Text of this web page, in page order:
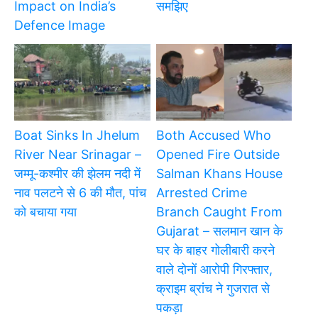
Impact on India’s
Defence Image
समझिए
Boat Sinks In Jhelum
River Near Srinagar –
जम्मू-कश्मीर की झेलम नदी में
नाव पलटने से 6 की मौत, पांच
को बचाया गया
Both Accused Who
Opened Fire Outside
Salman Khans House
Arrested Crime
Branch Caught From
Gujarat – सलमान खान के
घर के बाहर गोलीबारी करने
वाले दोनों आरोपी गिरफ्तार,
क्राइम ब्रांच ने गुजरात से
पकड़ा